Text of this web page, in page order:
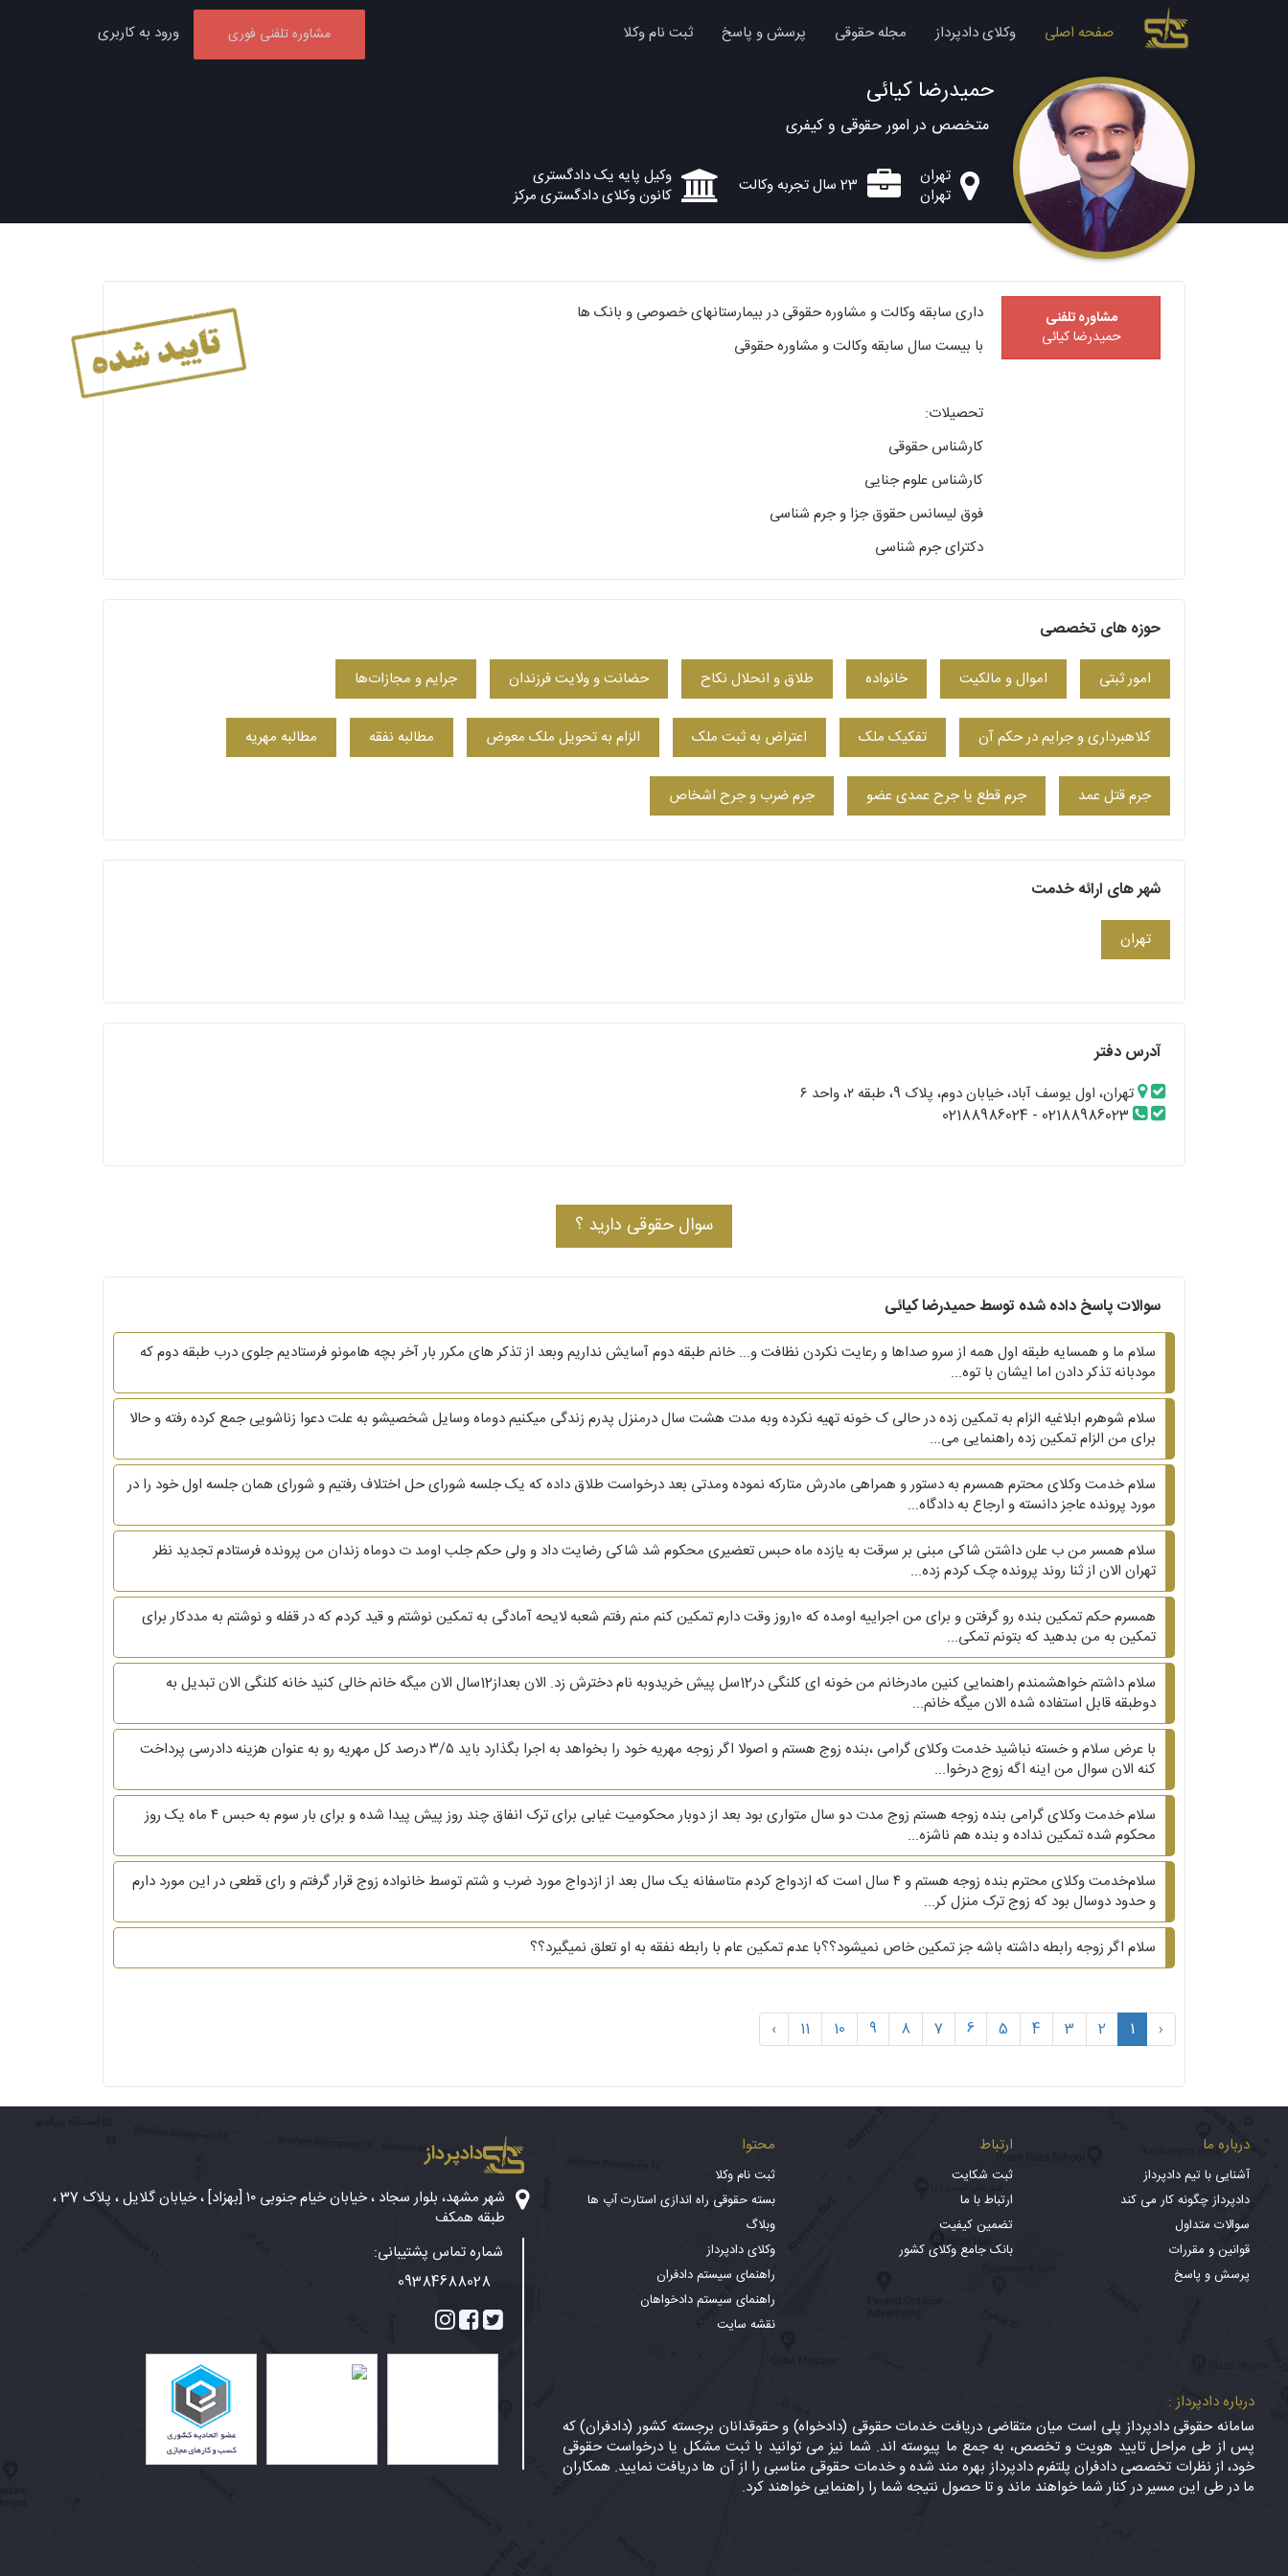
صفحه اصلی وکلای دادپرداز مجله حقوقی پرسش و پاسخ ثبت نام وکلا مشاوره تلفنی فوری ورود به کاربری
حمیدرضا کیائی
متخصص در امور حقوقی و کیفری
تهران
تهران
23 سال تجربه وکالت
وکیل پایه یک دادگستری
کانون وکلای دادگستری مرکز
مشاوره تلفنی
حمیدرضا کیائی
داری سابقه وکالت و مشاوره حقوقی در بیمارستانهای خصوصی و بانک ها
با بیست سال سابقه وکالت و مشاوره حقوقی
تحصیلات:
کارشناس حقوقی
کارشناس علوم جنایی
فوق لیسانس حقوق جزا و جرم شناسی
دکترای جرم شناسی
حوزه های تخصصی
امور ثبتی اموال و مالکیت خانواده طلاق و انحلال نکاح حضانت و ولایت فرزندان جرایم و مجازات‌ها
کلاهبرداری و جرایم در حکم آن تفکیک ملک اعتراض به ثبت ملک الزام به تحویل ملک معوض مطالبه نفقه مطالبه مهریه
جرم قتل عمد جرم قطع یا جرح عمدی عضو جرم ضرب و جرح اشخاص
شهر های ارائه خدمت
تهران
آدرس دفتر
تهران، اول یوسف آباد، خیابان دوم، پلاک 9، طبقه ۲، واحد ۶
02188986023 - 02188986024
سوال حقوقی دارید ؟
سوالات پاسخ داده شده توسط حمیدرضا کیائی
سلام ما و همسایه طبقه اول همه از سرو صداها و رعایت نکردن نظافت و... خانم طبقه دوم آسایش نداریم وبعد از تذکر های مکرر بار آخر بچه هامونو فرستادیم جلوی درب طبقه دوم که
مودبانه تذکر دادن اما ایشان با توه...
سلام شوهرم ابلاغیه الزام به تمکین زده در حالی ک خونه تهیه نکرده وبه مدت هشت سال درمنزل پدرم زندگی میکنیم دوماه وسایل شخصیشو به علت دعوا زناشویی جمع کرده رفته و حالا
برای من الزام تمکین زده راهنمایی می...
سلام خدمت وکلای محترم همسرم به دستور و همراهی مادرش متارکه نموده ومدتی بعد درخواست طلاق داده که یک جلسه شورای حل اختلاف رفتیم و شورای همان جلسه اول خود را در
مورد پرونده عاجز دانسته و ارجاع به دادگاه...
سلام همسر من ب علن داشتن شاکی مبنی بر سرقت به یازده ماه حبس تعضیری محکوم شد شاکی رضایت داد و ولی حکم جلب اومد ت دوماه زندان من پرونده فرستادم تجدید نظر
تهران الان از ثنا روند پرونده چک کردم زده...
همسرم حکم تمکین بنده رو گرفتن و برای من اجراییه اومده که 10روز وقت دارم تمکین کنم منم رفتم شعبه لایحه آمادگی به تمکین نوشتم و قید کردم که در قفله و نوشتم به مددکار برای
تمکین به من بدهید که بتونم تمکی...
سلام داشتم خواهشمندم راهنمایی کنین مادرخانم من خونه ای کلنگی در12سل پیش خریدوبه نام دخترش زد. الان بعداز12سال الان میگه خانم خالی کنید خانه کلنگی الان تبدیل به
دوطبقه قابل استفاده شده الان میگه خانم...
با عرض سلام و خسته نباشید خدمت وکلای گرامی ،بنده زوج هستم و اصولا اگر زوجه مهریه خود را بخواهد به اجرا بگذارد باید ۳/۵ درصد کل مهریه رو به عنوان هزینه دادرسی پرداخت
کنه الان سوال من اینه اگه زوج درخوا...
سلام خدمت وکلای گرامی بنده زوجه هستم زوج مدت دو سال متواری بود بعد از دوبار محکومیت غیابی برای ترک انفاق چند روز پیش پیدا شده و برای بار سوم به حبس ۴ ماه یک روز
محکوم شده تمکین نداده و بنده هم ناشزه...
سلام‌خدمت وکلای محترم بنده زوجه هستم و ۴ سال است که ازدواج کردم متاسفانه یک سال بعد از ازدواج مورد ضرب و شتم توسط خانواده زوج قرار گرفتم و رای قطعی در این مورد دارم
و حدود دوسال بود که زوج ترک منزل کر...
سلام اگر زوجه رابطه داشته باشه جز تمکین خاص نمیشود؟؟با عدم تمکین عام با رابطه نفقه به او تعلق نمیگیرد؟؟
‹
1
2
3
4
5
6
7
8
9
10
11
›
درباره ما
آشنایی با تیم دادپرداز
دادپرداز چگونه کار می کند
سوالات متداول
قوانین و مقررات
پرسش و پاسخ
ارتباط
ثبت شکایت
ارتباط با ما
تضمین کیفیت
بانک جامع وکلای کشور
محتوا
ثبت نام وکلا
بسته حقوقی راه اندازی استارت آپ ها
وبلاگ
وکلای دادپرداز
راهنمای سیستم دادفران
راهنمای سیستم دادخواهان
نقشه سایت
درباره دادپرداز :
سامانه حقوقی دادپرداز پلی است میان متقاضی دریافت خدمات حقوقی (دادخواه) و حقوقدانان برجسته کشور (دادفران) که
پس از طی مراحل تایید هویت و تخصص، به جمع ما پیوسته اند. شما نیز می توانید با ثبت مشکل یا درخواست حقوقی
خود، از نظرات تخصصی دادفران پلتفرم دادپرداز بهره مند شده و خدمات حقوقی مناسبی را از آن ها دریافت نمایید. همکاران
ما در طی این مسیر در کنار شما خواهند ماند و تا حصول نتیجه شما را راهنمایی خواهند کرد.
دادپرداز
شهر مشهد، بلوار سجاد ، خیابان خیام جنوبی ۱۰ [بهزاد] ، خیابان گلایل ، پلاک 37 ،
طبقه همکف
شماره تماس پشتیبانی:
09384688028